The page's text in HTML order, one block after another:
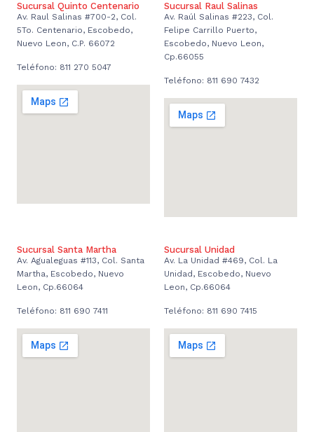
Sucursal Quinto Centenario
Av. Raul Salinas #700-2, Col.
5To. Centenario, Escobedo,
Nuevo Leon, C.P. 66072
Teléfono: 811 270 5047
Sucursal Raul Salinas
Av. Raúl Salinas #223, Col.
Felipe Carrillo Puerto,
Escobedo, Nuevo Leon,
Cp.66055
Teléfono: 811 690 7432
Sucursal Santa Martha
Av. Agualeguas #113, Col. Santa
Martha, Escobedo, Nuevo
Leon, Cp.66064
Teléfono: 811 690 7411
Sucursal Unidad
Av. La Unidad #469, Col. La
Unidad, Escobedo, Nuevo
Leon, Cp.66064
Teléfono: 811 690 7415